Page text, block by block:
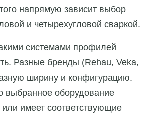
напрямую зависит выбор
и четырехугловой сваркой.
системами профилей
Разные бренды (Rehau, Veka,
ширину и конфигурацию.
выбранное оборудование
имеет соответствующие